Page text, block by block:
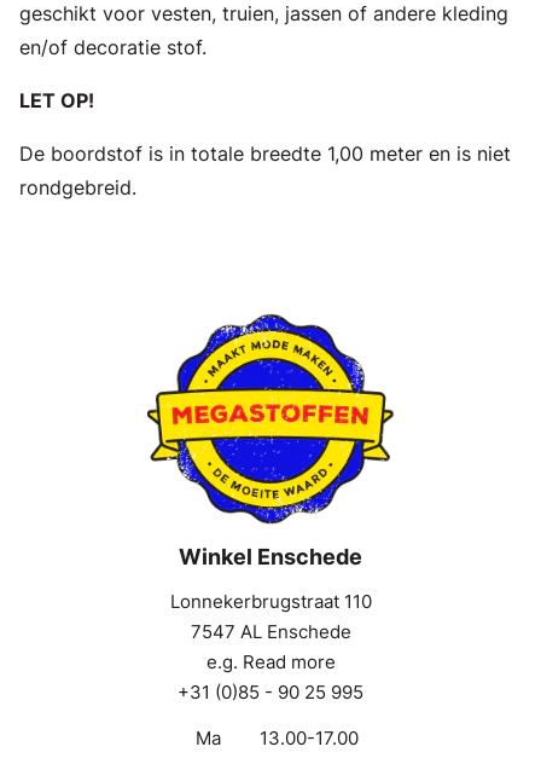
geschikt voor vesten, truien, jassen of andere kleding
en/of decoratie stof.
LET OP!
De boordstof is in totale breedte 1,00 meter en is niet
rondgebreid.
Winkel Enschede
Lonnekerbrugstraat 110
7547 AL Enschede
e.g. Read more
+31 (0)85 - 90 25 995
Ma
13.00-17.00